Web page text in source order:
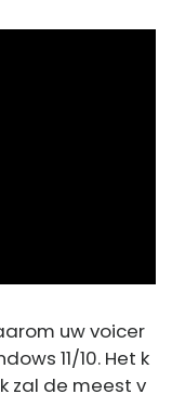
uw voicer
11/10. Het k
zal de meest v